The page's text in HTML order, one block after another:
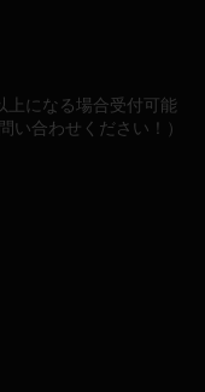
上になる場合受付可能
い合わせください！）